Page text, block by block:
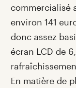
commercialisé
environ 141
donc assez
écran LCD de
En matière de